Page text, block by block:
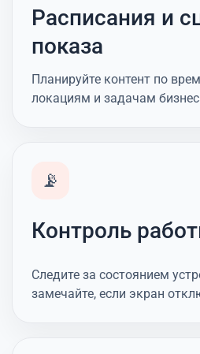
Расписания и
показа
Планируйте контент по
локациям и задачам
📡
Контроль
Следите за состоянием
замечайте, если экран